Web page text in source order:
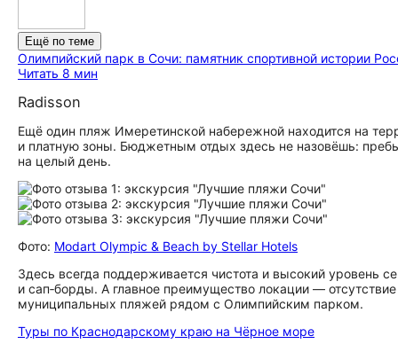
Ещё по теме
Олимпийский парк в Сочи: памятник спортивной истории
Читать 8 мин
Radisson
Ещё один пляж Имеретинской набережной находится на
и платную зоны. Бюджетным отдых здесь не назовёшь:
на целый день.
Фото: Modart Olympic & Beach by Stellar Hotels
Здесь всегда поддерживается чистота и высокий уровень
и сап‑борды. А главное преимущество локации —
муниципальных пляжей рядом с Олимпийским парком.
Туры по Краснодарскому краю на Чёрное море